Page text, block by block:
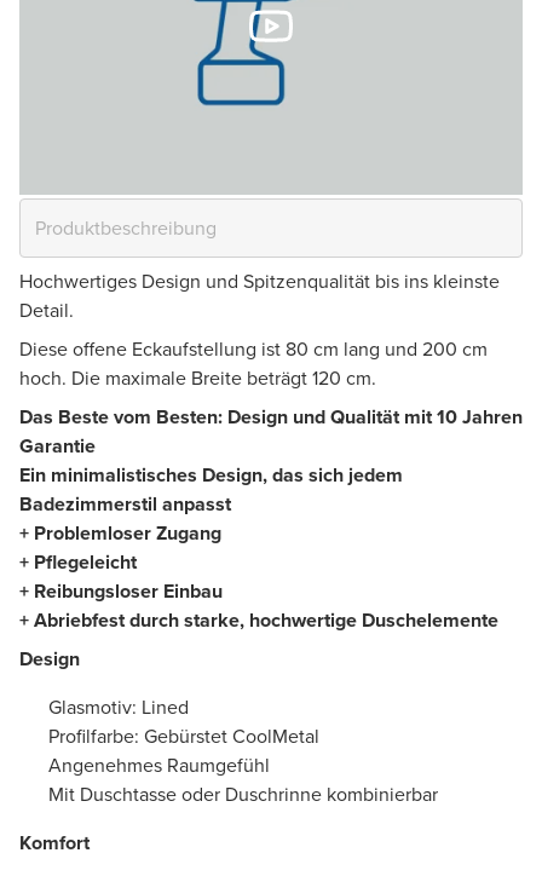
Hochwertiges Design und Spitzenqualität bis ins kleinste
Detail.
Diese offene Eckaufstellung ist 80 cm lang und 200 cm
hoch. Die maximale Breite beträgt 120 cm.
Das Beste vom Besten: Design und Qualität mit 10 Jahren
Garantie
Ein minimalistisches Design, das sich jedem
Badezimmerstil anpasst
+ Problemloser Zugang
+ Pflegeleicht
+ Reibungsloser Einbau
+ Abriebfest durch starke, hochwertige Duschelemente
Design
Glasmotiv: Lined
Profilfarbe: Gebürstet CoolMetal
Angenehmes Raumgefühl
Mit Duschtasse oder Duschrinne kombinierbar
Komfort